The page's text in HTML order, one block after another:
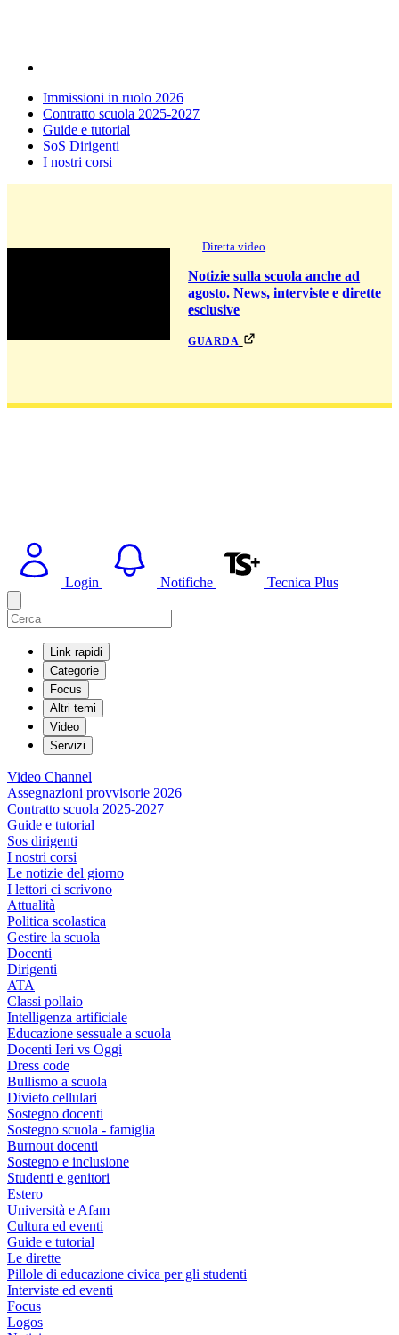
Immissioni in ruolo 2026
Contratto scuola 2025-2027
Guide e tutorial
SoS Dirigenti
I nostri corsi
Diretta video
Notizie sulla scuola anche ad
agosto. News, interviste e dirette
esclusive
guarda
Login Notifiche Tecnica Plus
Link rapidi
Categorie
Focus
Altri temi
Video
Servizi
Video Channel
Assegnazioni provvisorie 2026
Contratto scuola 2025-2027
Guide e tutorial
Sos dirigenti
I nostri corsi
Le notizie del giorno
I lettori ci scrivono
Attualità
Politica scolastica
Gestire la scuola
Docenti
Dirigenti
ATA
Classi pollaio
Intelligenza artificiale
Educazione sessuale a scuola
Docenti Ieri vs Oggi
Dress code
Bullismo a scuola
Divieto cellulari
Sostegno docenti
Sostegno scuola - famiglia
Burnout docenti
Sostegno e inclusione
Studenti e genitori
Estero
Università e Afam
Cultura ed eventi
Guide e tutorial
Le dirette
Pillole di educazione civica per gli studenti
Interviste ed eventi
Focus
Logos